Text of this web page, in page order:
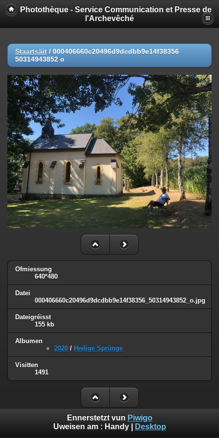
Photothèque - Service Communication et Presse de
l'Archevêché
Staartsäit / 000406660c20496d9dcdbb9e14f38356
50314943852 o
Ofmiessung
640*480
Datei
000406660c20496d9dcdbb9e14f38356_50314943852_o.jpg
Dateigréisst
155 kb
Albumen
2020 / Heilige Sprünge
Visitten
1491
Ennerstetzt vun Piwigo
Uweisen am : Handy| Desktop